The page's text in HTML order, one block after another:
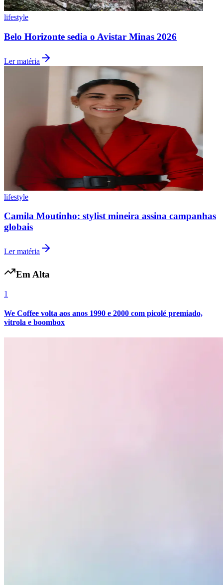
Internacional
lifestyle
Belo Horizonte sedia o Avistar Minas 2026
Ler matéria
lifestyle
Camila Moutinho: stylist mineira assina campanhas
globais
Ler matéria
Em Alta
1
We Coffee volta aos anos 1990 e 2000 com picolé premiado,
vitrola e boombox